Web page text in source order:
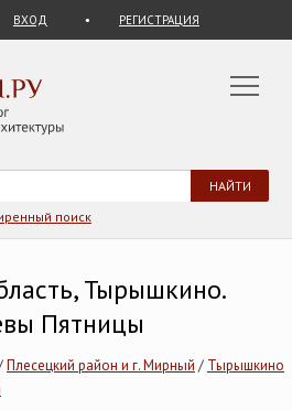
ВХОД РЕГИСТРАЦИЯ
поиск
Тырышкино.
Пятницы
Плесецкий район и г. Мирный / Тырышкино